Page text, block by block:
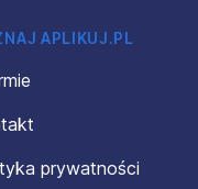
APLIKUJ.PL
prywatności